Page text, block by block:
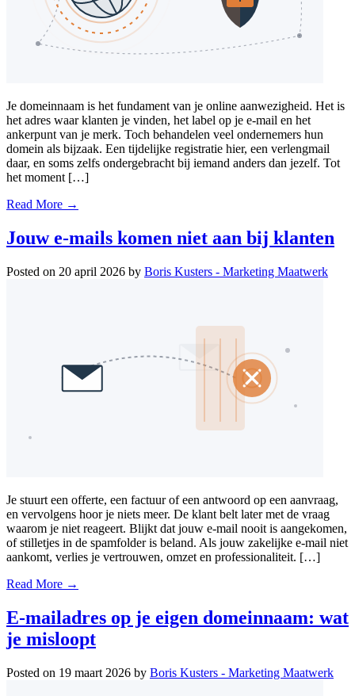
Je domeinnaam is het fundament van je online aanwezigheid. Het is
het adres waar klanten je vinden, het label op je e-mail en het
ankerpunt van je merk. Toch behandelen veel ondernemers hun
domein als bijzaak. Een tijdelijke registratie hier, een verlengmail
daar, en soms zelfs ondergebracht bij iemand anders dan jezelf. Tot
het moment […]
Read More →
Jouw e-mails komen niet aan bij klanten
Posted on 20 april 2026 by Boris Kusters - Marketing Maatwerk
Je stuurt een offerte, een factuur of een antwoord op een aanvraag,
en vervolgens hoor je niets meer. De klant belt later met de vraag
waarom je niet reageert. Blijkt dat jouw e-mail nooit is aangekomen,
of stilletjes in de spamfolder is beland. Als jouw zakelijke e-mail niet
aankomt, verlies je vertrouwen, omzet en professionaliteit. […]
Read More →
E-mailadres op je eigen domeinnaam: wat
je misloopt
Posted on 19 maart 2026 by Boris Kusters - Marketing Maatwerk